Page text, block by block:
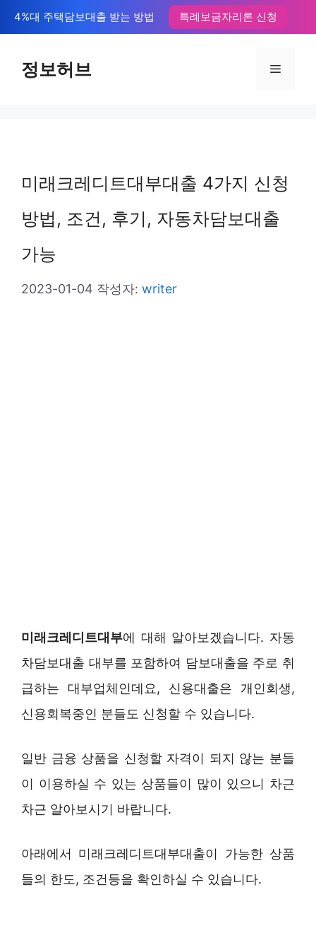
텐
4%대 주택담보대출 받는 방법 특례보금자리론 신청
정보허브 메
미래크레디트대부대출 4가지 신청
방법, 조건, 후기, 자동차담보대출
가능
2023-01-04 작성자: writer
미래크레디트대부에 대해 알아보겠습니다. 자동
차담보대출 대부를 포함하여 담보대출을 주로 취
급하는 대부업체인데요, 신용대출은 개인회생,
신용회복중인 분들도 신청할 수 있습니다.
일반 금융 상품을 신청할 자격이 되지 않는 분들
이 이용하실 수 있는 상품들이 많이 있으니 차근
차근 알아보시기 바랍니다.
아래에서 미래크레디트대부대출이 가능한 상품
들의 한도, 조건등을 확인하실 수 있습니다.